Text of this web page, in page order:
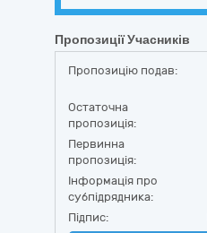
Пропозиції Учасників
Пропозицію подав:
Остаточна
пропозиція:
Первинна
пропозиція:
Інформація про
субпідрядника:
Підпис: